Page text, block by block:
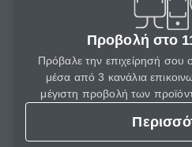
Προβολή στο
Πρόβαλε την επιχείρησή
μέσα από 3 κανάλια
μέγιστη προβολή των